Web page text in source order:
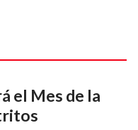
el Mes de la